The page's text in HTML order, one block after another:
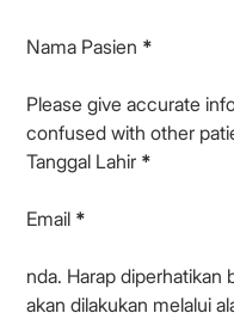
Nama Pasien *
Please give accurate
confused with other
Tanggal Lahir *
Email *
nda. Harap
akan dilakukan melalui